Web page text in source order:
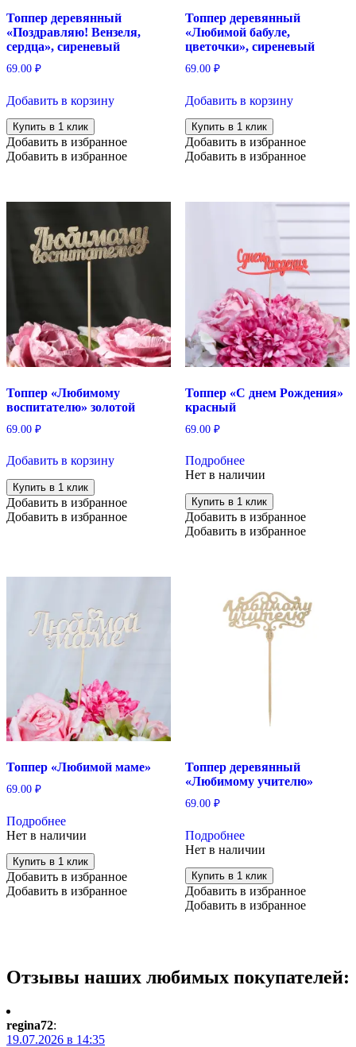
Топпер деревянный
«Поздравляю! Вензеля,
сердца», сиреневый
69.00 ₽
Добавить в корзину
Купить в 1 клик
Добавить в избранное
Добавить в избранное
Топпер деревянный
«Любимой бабуле,
цветочки», сиреневый
69.00 ₽
Добавить в корзину
Купить в 1 клик
Добавить в избранное
Добавить в избранное
Топпер «Любимому
воспитателю» золотой
69.00 ₽
Добавить в корзину
Купить в 1 клик
Добавить в избранное
Добавить в избранное
Топпер «С днем Рождения»
красный
69.00 ₽
Подробнее
Нет в наличии
Купить в 1 клик
Добавить в избранное
Добавить в избранное
Топпер «Любимой маме»
69.00 ₽
Подробнее
Нет в наличии
Купить в 1 клик
Добавить в избранное
Добавить в избранное
Топпер деревянный
«Любимому учителю»
69.00 ₽
Подробнее
Нет в наличии
Купить в 1 клик
Добавить в избранное
Добавить в избранное
Отзывы наших любимых покупателей:
regina72:
19.07.2026 в 14:35